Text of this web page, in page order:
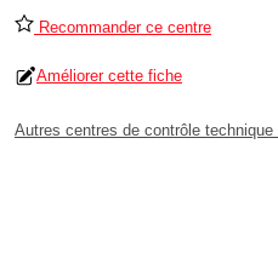
Recommander ce centre
Améliorer cette fiche
Autres centres de contrôle technique